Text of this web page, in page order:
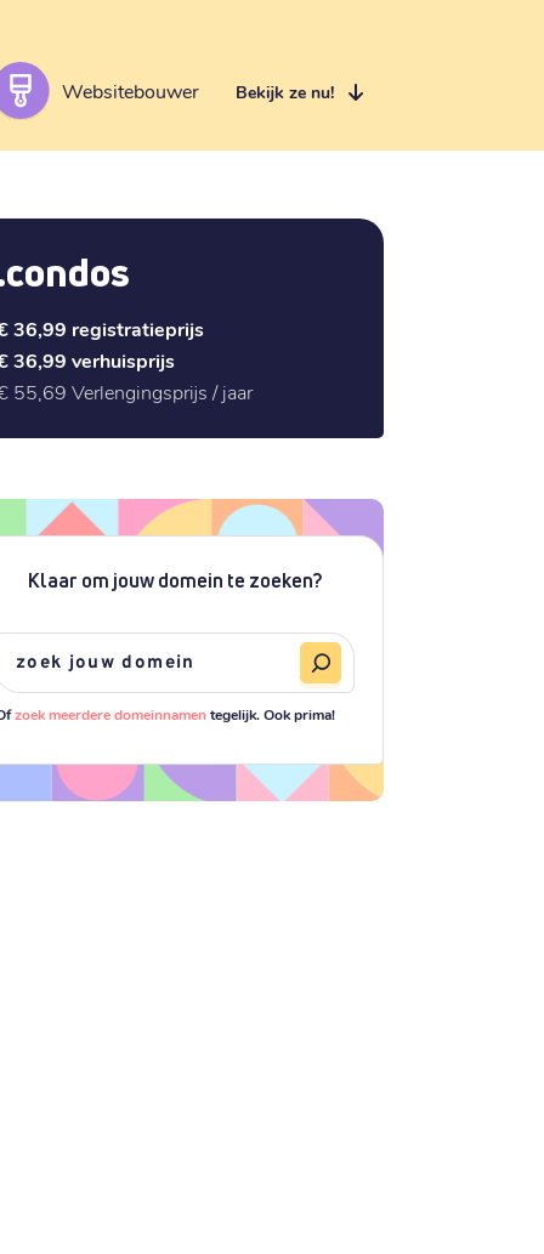
Websitebouwer Bekijk ze nu!
36,99 registratieprijs
36,99 verhuisprijs
55,69 Verlengingsprijs / jaar
Klaar om jouw domein te zoeken?
zoek meerdere domeinnamentegelijk. Ook prima!